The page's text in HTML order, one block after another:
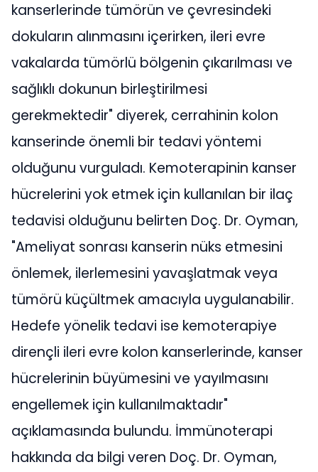
kanserlerinde tümörün ve çevresindeki
dokuların alınmasını içerirken, ileri evre
vakalarda tümörlü bölgenin çıkarılması ve
sağlıklı dokunun birleştirilmesi
gerekmektedir" diyerek, cerrahinin kolon
kanserinde önemli bir tedavi yöntemi
olduğunu vurguladı. Kemoterapinin kanser
hücrelerini yok etmek için kullanılan bir ilaç
tedavisi olduğunu belirten Doç. Dr. Oyman,
"Ameliyat sonrası kanserin nüks etmesini
önlemek, ilerlemesini yavaşlatmak veya
tümörü küçültmek amacıyla uygulanabilir.
Hedefe yönelik tedavi ise kemoterapiye
dirençli ileri evre kolon kanserlerinde, kanser
hücrelerinin büyümesini ve yayılmasını
engellemek için kullanılmaktadır"
açıklamasında bulundu. İmmünoterapi
hakkında da bilgi veren Doç. Dr. Oyman,